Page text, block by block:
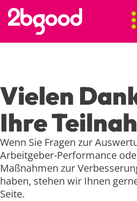
Vielen
Ihre
Wenn Sie Fragen zur
Arbeitgeber-Performance
Maßnahmen zur
haben, stehen wir Ihnen
Seite.